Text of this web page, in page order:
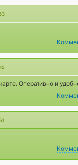
Оперативно и